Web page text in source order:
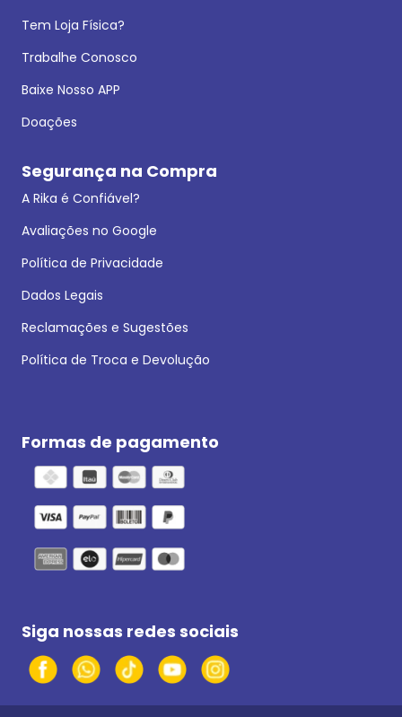
Tem Loja Física?
Trabalhe Conosco
Baixe Nosso APP
Doações
Segurança na Compra
A Rika é Confiável?
Avaliações no Google
Política de Privacidade
Dados Legais
Reclamações e Sugestões
Política de Troca e Devolução
Formas de pagamento
Siga nossas redes sociais